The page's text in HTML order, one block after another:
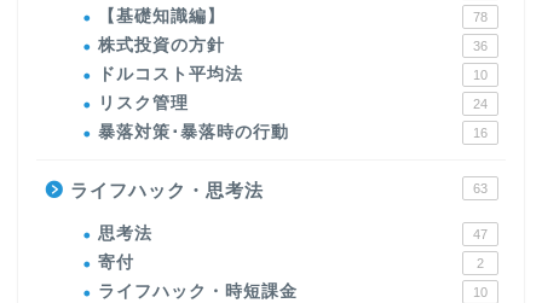
【基礎知識編】 78
株式投資の方針 36
ドルコスト平均法 10
リスク管理 24
暴落対策･暴落時の行動 16
ライフハック・思考法 63
思考法 47
寄付 2
ライフハック・時短課金 10